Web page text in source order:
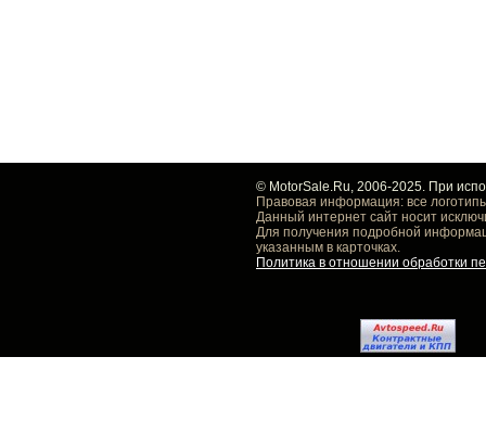
© MotorSale.Ru, 2006-2025. При
Правовая информация: все
Данный интернет сайт носит
Для получения подробной
указанным в карточках.
Политика в отношении обработки